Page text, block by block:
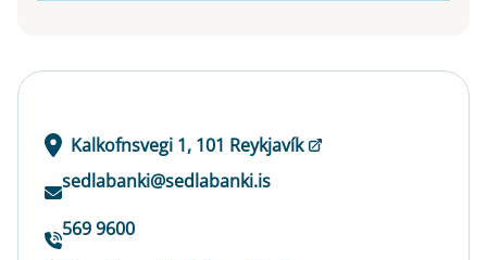
Kalkofnsvegi 1, 101 Reykjavík
sedlabanki@sedlabanki.is
569 9600